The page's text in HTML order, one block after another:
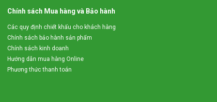
lái xe luôn trong trạng thái tươi tắn, tràn đầy sức sống.
Chính sách Mua hàng và Bảo hành
Các quy định chiết khấu cho khách hàng
Chính sách bảo hành sản phẩm
Chính sách kinh doanh
Hướng dẫn mua hàng Online
Phương thức thanh toán